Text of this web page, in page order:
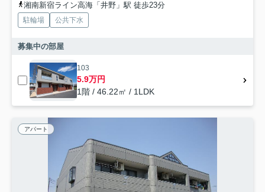
湘南新宿ライン高海「井野」駅 徒歩23分
駐輪場 公共下水
募集中の部屋
103
5.9万円
1階 / 46.22㎡ / 1LDK
アパート